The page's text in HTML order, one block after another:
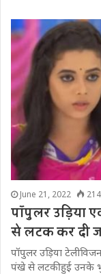
June 21, 2022 214
पॉपुलर उड़िया
से लटक कर दी
पॉपुलर उड़िया
पंखे से लटकी हुई उनके